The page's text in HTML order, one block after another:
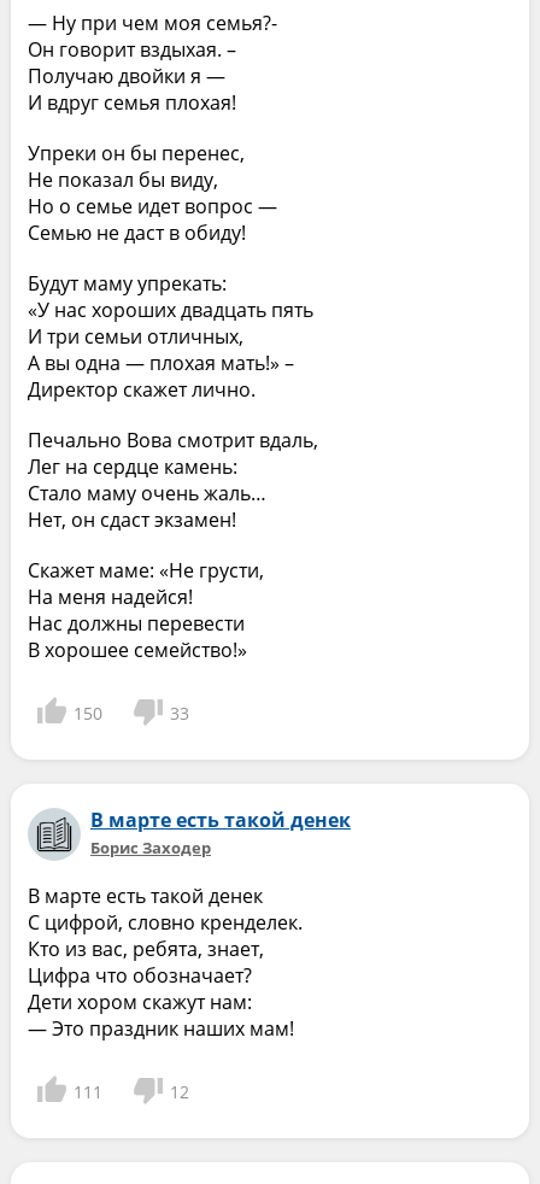
— Ну при чем моя семья?-
Он говорит вздыхая. –
Получаю двойки я —
И вдруг семья плохая!
Упреки он бы перенес,
Не показал бы виду,
Но о семье идет вопрос —
Семью не даст в обиду!
Будут маму упрекать:
«У нас хороших двадцать пять
И три семьи отличных,
А вы одна — плохая мать!» –
Директор скажет лично.
Печально Вова смотрит вдаль,
Лег на сердце камень:
Стало маму очень жаль…
Нет, он сдаст экзамен!
Скажет маме: «Не грусти,
На меня надейся!
Нас должны перевести
В хорошее семейство!»
150 33
В марте есть такой денек
Борис Заходер
В марте есть такой денек
С цифрой, словно кренделек.
Кто из вас, ребята, знает,
Цифра что обозначает?
Дети хором скажут нам:
— Это праздник наших мам!
111 12